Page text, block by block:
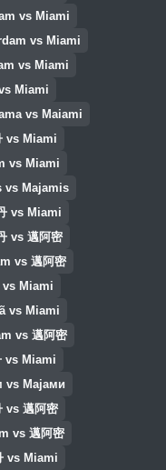
vs Miami
vs Miami
vs Miami
Miami
vs Maiami
vs Miami
vs Miami
vs Majamis
vs Miami
vs 邁阿密
vs 邁阿密
vs Miami
vs Miami
vs 邁阿密
vs Miami
vs Мајами
vs 邁阿密
vs 邁阿密
vs Miami